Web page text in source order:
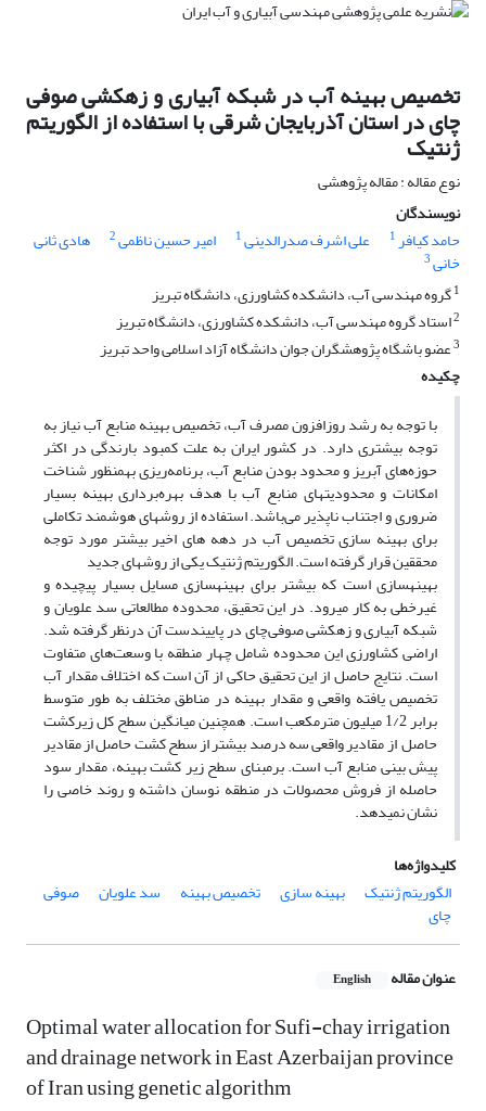
تخصیص بهینه آب در شبکه آبیاری و زهکشی صوفی
چای در استان آذربایجان شرقی با استفاده از الگوریتم
ژنتیک
نوع مقاله : مقاله پژوهشی
نویسندگان
حامد کیافر1 علی اشرف صدرالدینی1 امیر حسین ناظمی2 هادی ثانی
خانی3
1گروه مهندسی آب، دانشکده کشاورزی، دانشگاه تبریز
2استاد گروه مهندسی آب، دانشکده کشاورزی، دانشگاه تبریز
3عضو باشگاه پژوهشگران جوان دانشگاه آزاد اسلامی واحد تبریز
چکیده
با توجه به رشد روزافزون مصرف آب، تخصیص بهینه منابع آب نیاز به
توجه بیشتری دارد. در کشور ایران به علت کمبود بارندگی در اکثر
حوزه‌های آبریز و محدود بودن منابع آب، برنامه‌ریزی به­منظور شناخت
امکانات و محدودیت­های منابع آب با هدف بهره‌برداری بهینه بسیار
ضروری و اجتناب ناپذیر می‌باشد. استفاده از روش­های هوشمند تکاملی
برای بهینه سازی تخصیص آب در دهه های اخیر بیشتر مورد توجه
محققین قرار گرفته است. الگوریتم ژنتیک یکی از روش­های جدید
بهینه­سازی است که بیشتر برای بهینه­سازی مسایل بسیار پیچیده و
غیرخطی به کار می­رود. در این تحقیق، محدوده مطالعاتی سد علویان و
شبکه آبیاری و زهکشی صوفی‌چای در پایین­دست آن درنظر گرفته شد.
اراضی کشاورزی این محدوده شامل چهار منطقه با وسعت‌های متفاوت
است. نتایج حاصل از این تحقیق حاکی از آن است که اختلاف مقدار آب
تخصیص یافته واقعی و مقدار بهینه در مناطق مختلف به طور متوسط
برابر 1/2 میلیون مترمکعب است. همچنین میانگین سطح کل زیرکشت
حاصل از مقادیر واقعی سه درصد بیشتر از سطح کشت حاصل از مقادیر
پیش بینی منابع آب است. برمبنای سطح زیر کشت بهینه، مقدار سود
حاصله از فروش محصولات در منطقه نوسان داشته و روند خاصی را
نشان نمی­دهد.
کلیدواژه‌ها
الگوریتم ژنتیک
بهینه سازی تخصیص بهینه سد علویان صوفی
چای
عنوان مقاله English
Optimal water allocation for Sufi-chay irrigation
and drainage network in East Azerbaijan province
of Iran using genetic algorithm